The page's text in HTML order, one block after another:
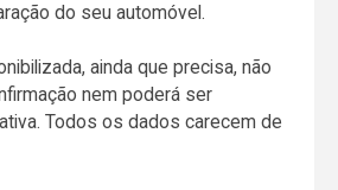
do seu automóvel.
ainda que precisa, não
nem poderá ser
Todos os dados carecem de